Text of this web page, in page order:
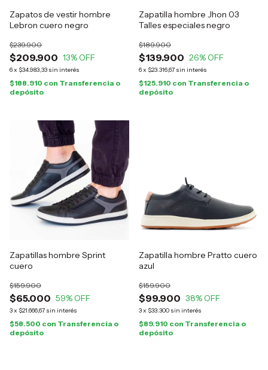
Zapatos de vestir hombre
Lebron cuero negro
$209.900
$239.900
13% OFF
6x $34.983,33 sin interés
$188.910 con Transferencia o
depósito
Zapatilla hombre Jhon 03
Talles especiales negro
$139.900
$189.900
26% OFF
6x $23.316,67 sin interés
$125.910 con Transferencia o
depósito
Zapatillas hombre Sprint
cuero
$65.000
$159.900
59% OFF
3x $21.666,67 sin interés
$58.500 con Transferencia o
depósito
Zapatilla hombre Pratto cuero
azul
$99.900
$159.900
38% OFF
3x $33.300 sin interés
$89.910 con Transferencia o
depósito